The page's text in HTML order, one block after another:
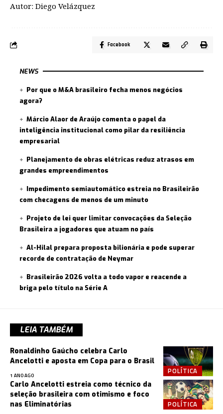
Autor: Diego Velázquez
Facebook
NEWS
Por que o M&A brasileiro fecha menos negócios
agora?
Márcio Alaor de Araújo comenta o papel da
inteligência institucional como pilar da resiliência
empresarial
Planejamento de obras elétricas reduz atrasos em
grandes empreendimentos
Impedimento semiautomático estreia no Brasileirão
com checagens de menos de um minuto
Projeto de lei quer limitar convocações da Seleção
Brasileira a jogadores que atuam no país
Al-Hilal prepara proposta bilionária e pode superar
recorde de contratação de Neymar
Brasileirão 2026 volta a todo vapor e reacende a
briga pelo título na Série A
LEIA TAMBÉM
POLÍTICA
Ronaldinho Gaúcho celebra Carlo
Ancelotti e aposta em Copa para o Brasil
1 ANO AGO
POLÍTICA
Carlo Ancelotti estreia como técnico da
seleção brasileira com otimismo e foco
nas Eliminatórias